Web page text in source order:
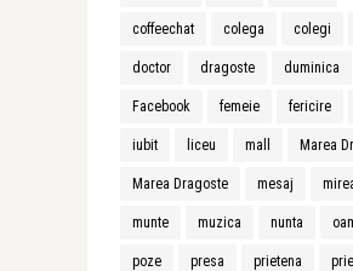
coffeechat colega colegi
doctor dragoste duminica
Facebook femeie fericire
iubit liceu mall Marea
Marea Dragoste mesaj
munte muzica nunta
poze presa prietena